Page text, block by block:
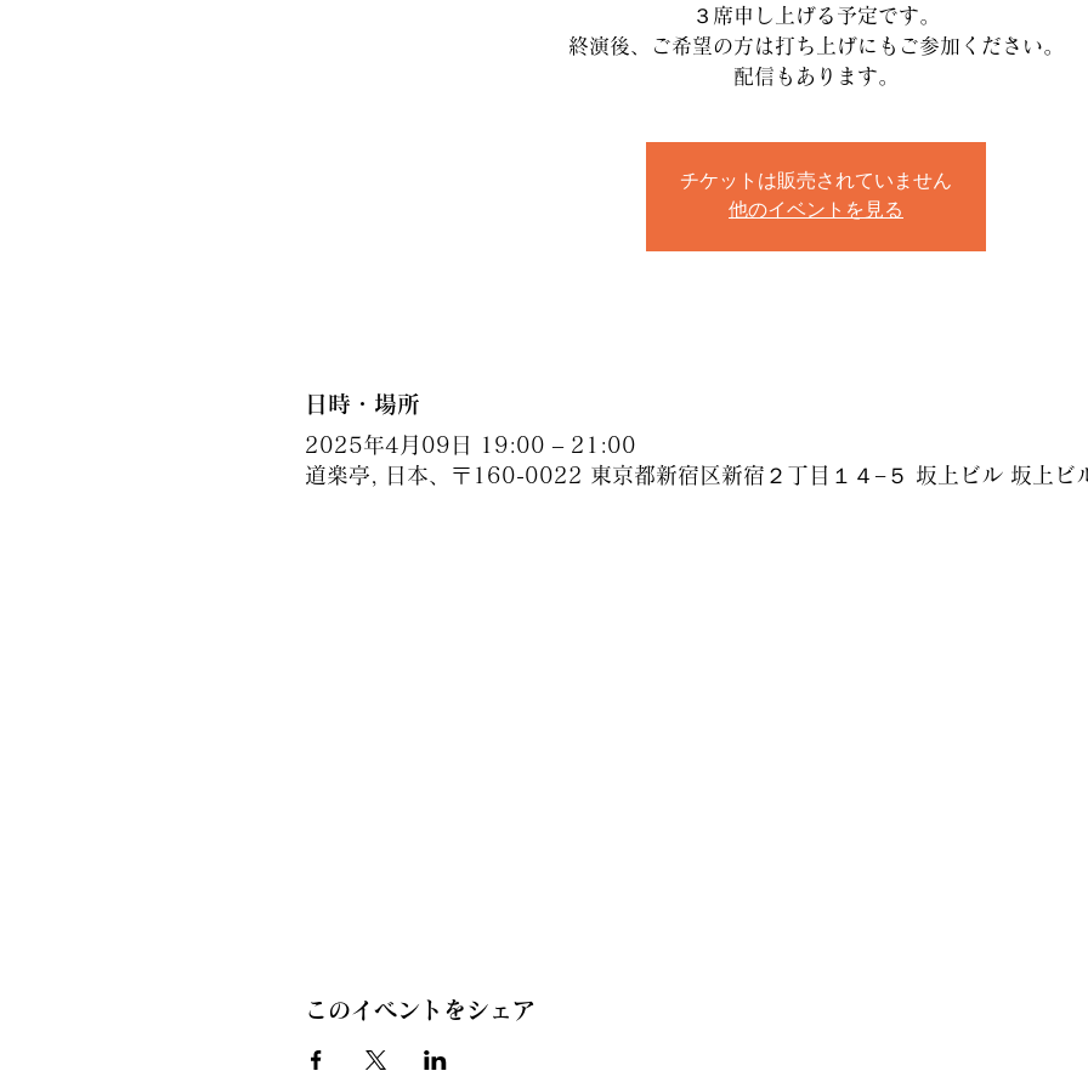
３席申し上げる予定です。
終演後、ご希望の方は打ち上げにもご参加ください。
配信もあります。
チケットは販売されていません
他のイベントを見る
日時・場所
2025年4月09日 19:00 – 21:00
道楽亭, 日本、〒160-0022 東京都新宿区新宿２丁目１４−５ 坂上ビル 坂上ビ
このイベントをシェア